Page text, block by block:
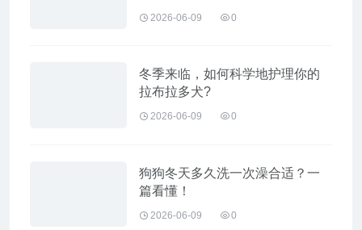
2026-06-09 0
冬季来临，如何科学地护理你的
拉布拉多犬?
2026-06-09 0
狗狗冬天多久洗一次澡合适？一
篇看懂！
2026-06-09 0